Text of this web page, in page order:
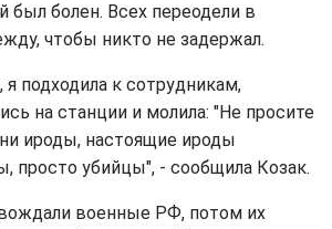
был болен. Всех переодели в
чтобы никто не задержал.
подходила к сотрудникам,
на станции и молила: "Не просите
ироды, настоящие ироды
просто убийцы", - сообщила Козак.
военные РФ, потом их